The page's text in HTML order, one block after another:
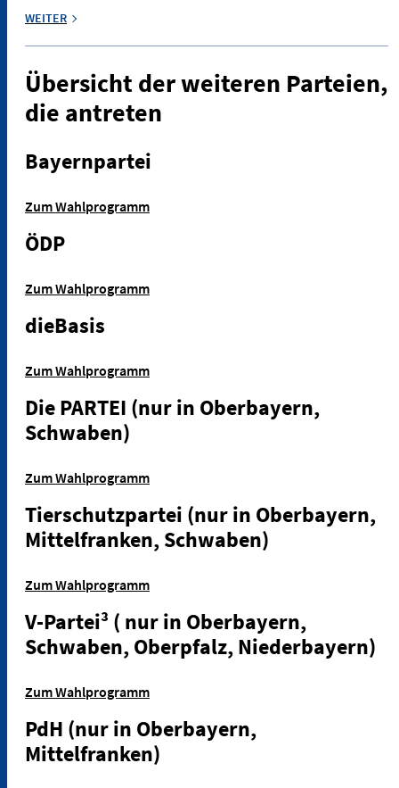
WEITER
Übersicht der weiteren Parteien,
die antreten
Bayernpartei
Zum Wahlprogramm
ÖDP
Zum Wahlprogramm
dieBasis
Zum Wahlprogramm
Die PARTEI (nur in Oberbayern,
Schwaben)
Zum Wahlprogramm
Tierschutzpartei (nur in Oberbayern,
Mittelfranken, Schwaben)
Zum Wahlprogramm
V-Partei³ ( nur in Oberbayern,
Schwaben, Oberpfalz, Niederbayern)
Zum Wahlprogramm
PdH (nur in Oberbayern,
Mittelfranken)